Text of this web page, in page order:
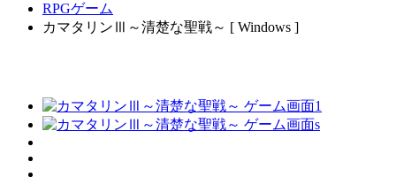
RPGゲーム
カマタリンⅢ～清楚な聖戦～ [ Windows ]